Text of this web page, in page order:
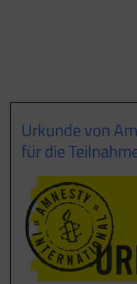
Urkunde von
für die